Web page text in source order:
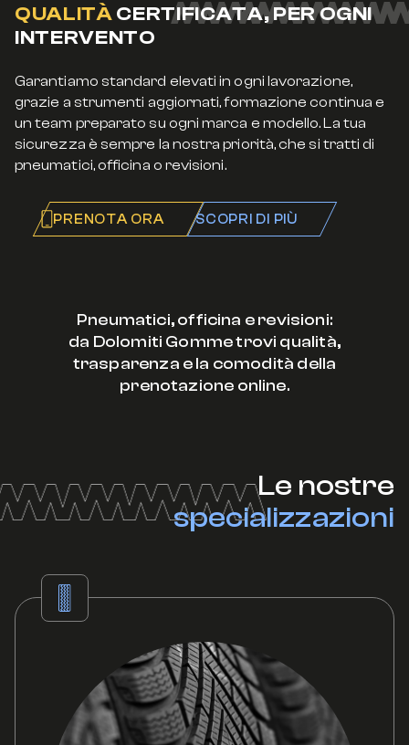
QUALITÀCERTIFICATA, PER OGNI
INTERVENTO
Garantiamo standard elevati in ogni lavorazione,
grazie a strumenti aggiornati, formazione continua e
un team preparato su ogni marca e modello. La tua
sicurezza è sempre la nostra priorità, che si tratti di
pneumatici, officina o revisioni.
PRENOTA ORA SCOPRI DI PIÙ
Pneumatici, officina e revisioni:
da Dolomiti Gomme trovi qualità,
trasparenza e la comodità della
prenotazione online.
Le nostre
specializzazioni